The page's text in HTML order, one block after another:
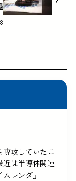
専攻していたこ
近は半導体関連
レンダ』